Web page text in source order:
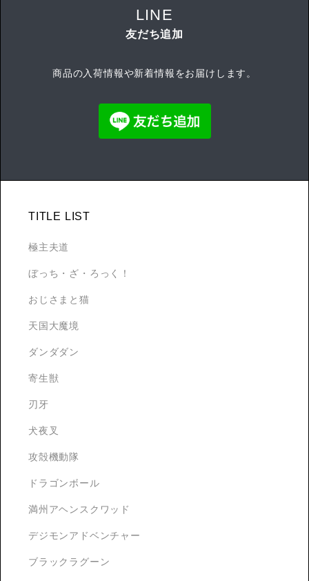
LINE
友だち追加
商品の入荷情報や新着情報をお届けします。
TITLE LIST
極主夫道
ぼっち・ざ・ろっく！
おじさまと猫
天国大魔境
ダンダダン
寄生獣
刃牙
犬夜叉
攻殻機動隊
ドラゴンボール
満州アヘンスクワッド
デジモンアドベンチャー
ブラックラグーン